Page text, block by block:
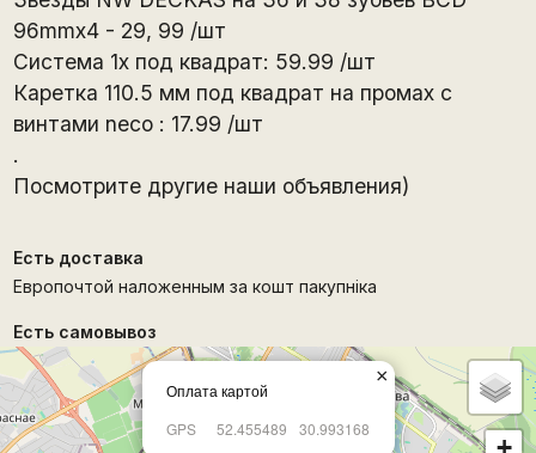
96mmx4 - 29, 99 /шт
Система 1х под квадрат: 59.99 /шт
Каретка 110.5 мм под квадрат на промах с
винтами neco : 17.99 /шт
.
Посмотрите другие наши объявления)
Есть доставка
Европочтой наложенным за кошт пакупнiка
Есть самовывоз
Оплата картой
GPS
52.455489 30.993168
×